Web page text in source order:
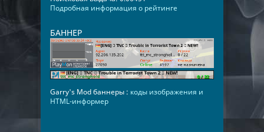
Подробная информация о рейтинге
БАННЕР
Garry's Mod баннеры : коды изображения и
HTML-информер